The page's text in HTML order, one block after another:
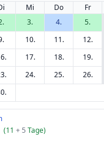
Mi Do Fr
3. 4. 5.
10. 11. 12.
17. 18. 19.
24. 25. 26.
(11+ 5 Tage)